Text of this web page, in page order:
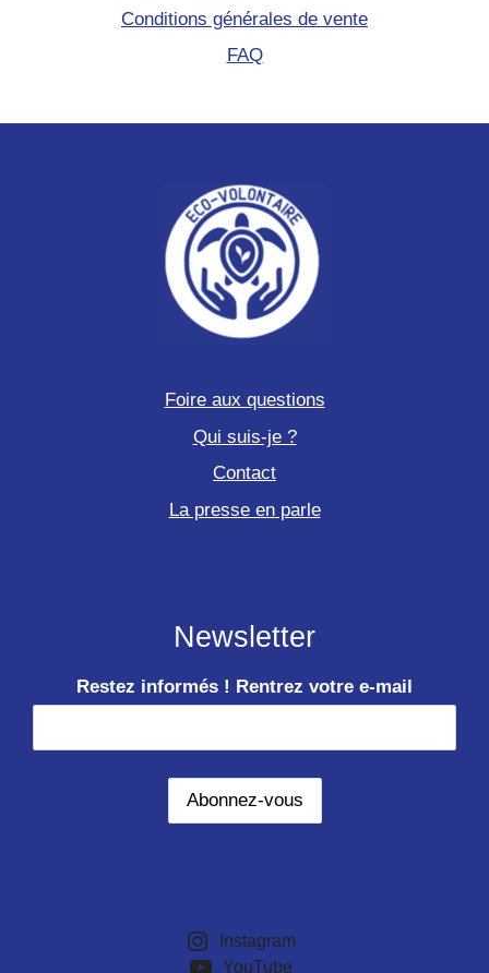
Conditions générales de vente
FAQ
Foire aux questions
Qui suis-je ?
Contact
La presse en parle
Newsletter
Restez informés ! Rentrez votre e-mail
Instagram
YouTube